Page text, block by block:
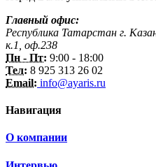
Главный офис:
Республика Татарстан г.
к.1, оф.238
Пн - Пт: 9:00 - 18:00
Тел: 8 925 313 26 02
Email: info@ayaris.ru
Навигация
О компании